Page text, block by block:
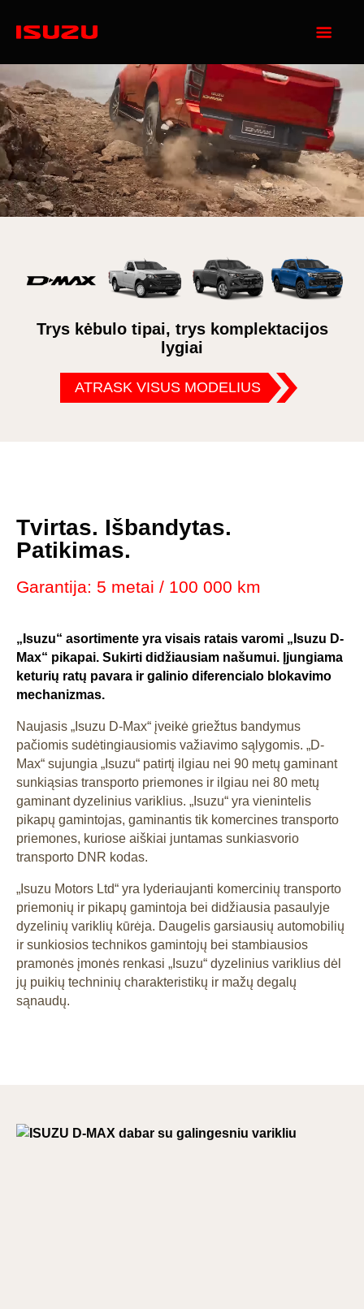
Trys kėbulo tipai, trys komplektacijos
lygiai
ATRASK VISUS MODELIUS
Tvirtas. Išbandytas.
Patikimas.
Garantija: 5 metai / 100 000 km
„Isuzu“ asortimente yra visais ratais varomi „Isuzu D-
Max“ pikapai. Sukirti didžiausiam našumui. Įjungiama
keturių ratų pavara ir galinio diferencialo blokavimo
mechanizmas.
Naujasis „Isuzu D-Max“ įveikė griežtus bandymus
pačiomis sudėtingiausiomis važiavimo sąlygomis. „D-
Max“ sujungia „Isuzu“ patirtį ilgiau nei 90 metų gaminant
sunkiąsias transporto priemones ir ilgiau nei 80 metų
gaminant dyzelinius variklius. „Isuzu“ yra vienintelis
pikapų gamintojas, gaminantis tik komercines transporto
priemones, kuriose aiškiai juntamas sunkiasvorio
transporto DNR kodas.
„Isuzu Motors Ltd“ yra lyderiaujanti komercinių transporto
priemonių ir pikapų gamintoja bei didžiausia pasaulyje
dyzelinių variklių kūrėja. Daugelis garsiausių automobilių
ir sunkiosios technikos gamintojų bei stambiausios
pramonės įmonės renkasi „Isuzu“ dyzelinius variklius dėl
jų puikių techninių charakteristikų ir mažų degalų
sąnaudų.